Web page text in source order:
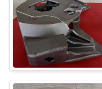
ΕΙΔΉΣΕΙΣ
ΖΗΤΉΣΤΕ
ΈΝΑ
ΑΠΌΣΠΑΣΜΑ